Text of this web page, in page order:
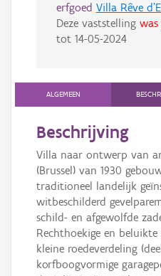
erfgoed Villa Rêve
Deze vaststelling was
tot 14-05-2024
ALGEMEEN
Beschrijving
Villa naar ontwerp van
(Brussel) van 1930
traditioneel landelijk
witbeschilderd
schild- en afgewolfde
Rechthoekige en
kleine roedeverdeling
korfboogvormige